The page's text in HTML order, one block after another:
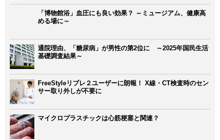
「博物館浴」血圧にも良い効果？ ～ミュージアム、健康高
める場に～
通院理由、「糖尿病」が男性の第2位に ～2025年国民生活
基礎調査結果～
FreeStyleリブレ２ユーザーに朗報！ X線・CT検査時のセン
サー取り外しが不要に
マイクロプラスチックは心筋梗塞と関連？